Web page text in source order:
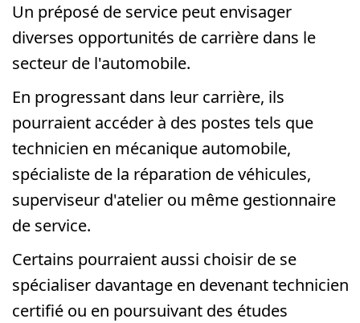
Un préposé de service peut envisager
diverses opportunités de carrière dans le
secteur de l'automobile.
En progressant dans leur carrière, ils
pourraient accéder à des postes tels que
technicien en mécanique automobile,
spécialiste de la réparation de véhicules,
superviseur d'atelier ou même gestionnaire
de service.
Certains pourraient aussi choisir de se
spécialiser davantage en devenant technicien
certifié ou en poursuivant des études